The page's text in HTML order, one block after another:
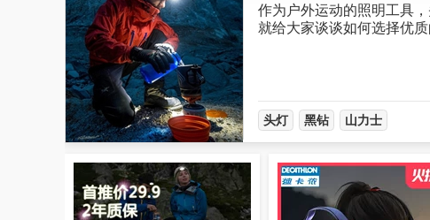
作为户外运动的照明工具
就给大家谈谈如何选择优质
头灯 黑钻 山力士